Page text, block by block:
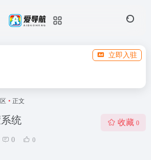
立即入驻
• 正文
统
0 0
收藏 0